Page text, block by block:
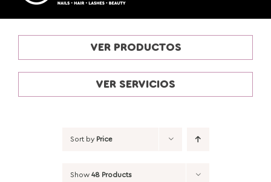
VER PRODUCTOS
VER SERVICIOS
Sort by Price
Show 48 Products